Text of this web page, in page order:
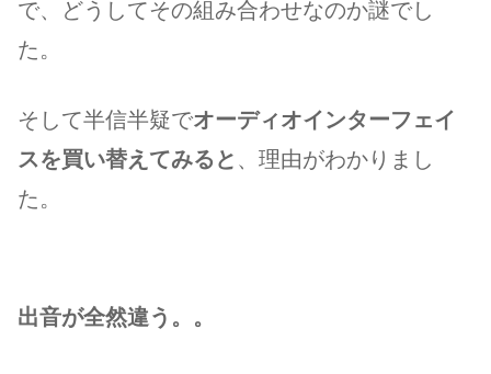
で、どうしてその組み合わせなのか謎でし
た。
そして半信半疑でオーディオインターフェイ
スを買い替えてみると 、理由がわかりまし
た。
出音が全然違う。。